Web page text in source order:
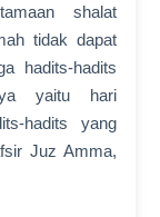
shalat
tidak dapat
hadits-hadits
yaitu hari
hadits yang
Juz Amma,